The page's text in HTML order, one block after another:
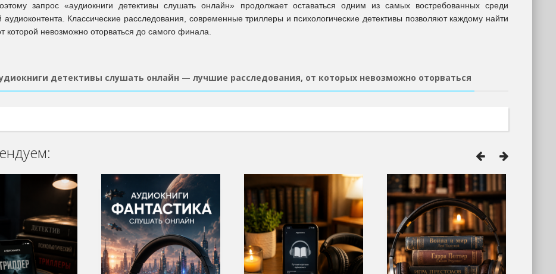
запрос «аудиокниги детективы слушать онлайн» продолжает оставаться одним из самых востребованных среди
Классические расследования, современные триллеры и психологические детективы позволяют каждому найти
которой невозможно оторваться до самого финала.
детективы слушать онлайн — лучшие расследования, от которых невозможно оторваться